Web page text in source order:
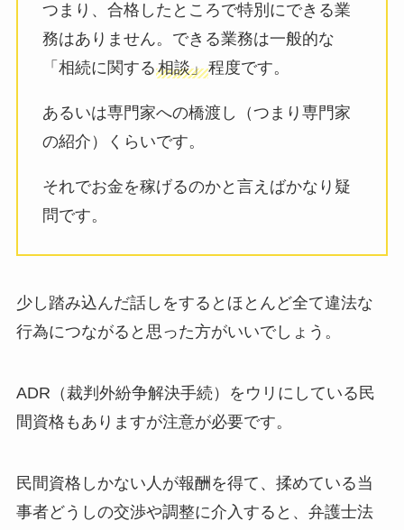
つまり、合格したところで特別にできる業
務はありません。できる業務は一般的な
「相続に関する相談」程度です。
あるいは専門家への橋渡し（つまり専門家
の紹介）くらいです。
それでお金を稼げるのかと言えばかなり疑
問です。
少し踏み込んだ話しをするとほとんど全て違法な
行為につながると思った方がいいでしょう。
ADR（裁判外紛争解決手続）をウリにしている民
間資格もありますが注意が必要です。
民間資格しかない人が報酬を得て、揉めている当
事者どうしの交渉や調整に介入すると、弁護士法